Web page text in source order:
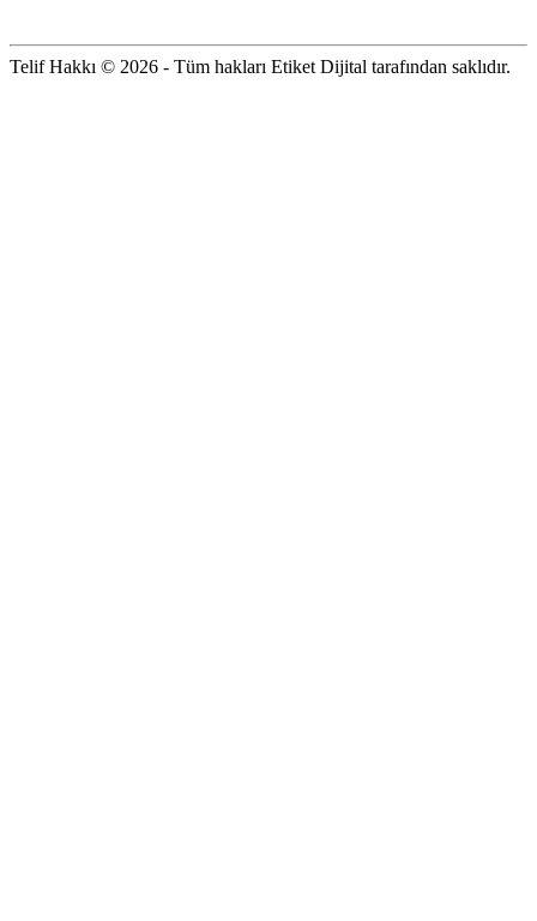
Telif Hakkı © 2026 - Tüm hakları Etiket Dijital tarafından saklıdır.